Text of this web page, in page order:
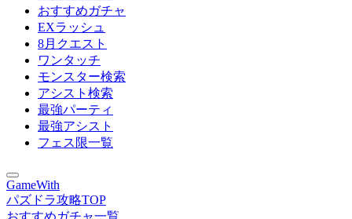
おすすめガチャ
EXラッシュ
8月クエスト
ワンタッチ
モンスター検索
アシスト検索
最強パーティ
最強アシスト
フェス限一覧
GameWith
パズドラ攻略TOP
おすすめガチャ一覧